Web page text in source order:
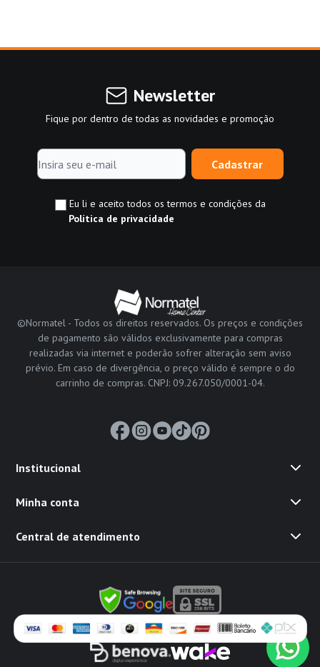
Newsletter
Fique por dentro de todas as novidades e promoção
Cadastrar
Eu li e aceito todos os termos e condições da
Política de privacidade
©Normatel - Todos os direitos reservados. Os preços e condições
de pagamento são válidos exclusivamente para compras
realizadas via internet e poderão sofrer alteração sem aviso
prévio. Em caso de divergência, o preço válido é sempre o do
carrinho de compras. CNPJ: 09.267.050/0001-04.
Institucional
Minha conta
Central de atendimento